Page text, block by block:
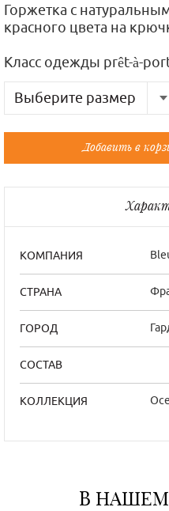
Горжетка с
красного цвета на
Класс одежды prêt-à-
Выберите размер
Русский
Универсальный
Добавить в
КОМПАНИЯ
СТРАНА
ГОРОД
СОСТАВ
КОЛЛЕКЦИЯ
В